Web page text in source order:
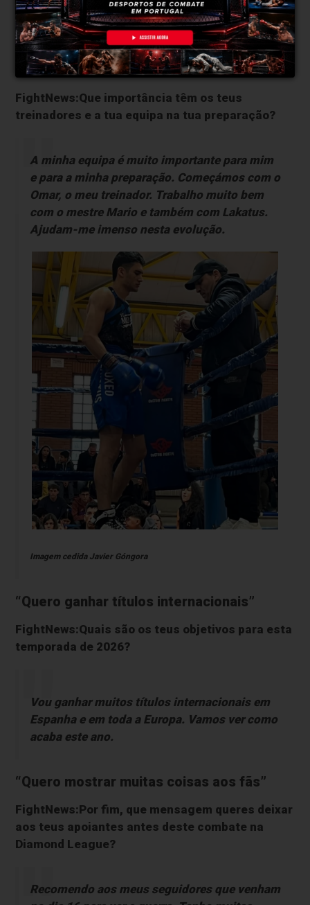
Tenho um estilo muito complicado e estou
muito nervoso. Trabalho muito a minha perna.
“A minha equipa ajuda-me imenso”
FightNews:Que importância têm os teus
treinadores e a tua equipa na tua preparação?
A minha equipa é muito importante para mim
e para a minha preparação. Começámos com o
Omar, o meu treinador. Trabalho muito bem
com o mestre Mario e também com Lakatus.
Ajudam-me imenso nesta evolução.
Imagem cedida Javier Góngora
“Quero ganhar títulos internacionais”
FightNews:Quais são os teus objetivos para esta
temporada de 2026?
Vou ganhar muitos títulos internacionais em
Espanha e em toda a Europa. Vamos ver como
acaba este ano.
“Quero mostrar muitas coisas aos fãs”
FightNews:Por fim, que mensagem queres deixar
aos teus apoiantes antes deste combate na
Diamond League?
Recomendo aos meus seguidores que venham